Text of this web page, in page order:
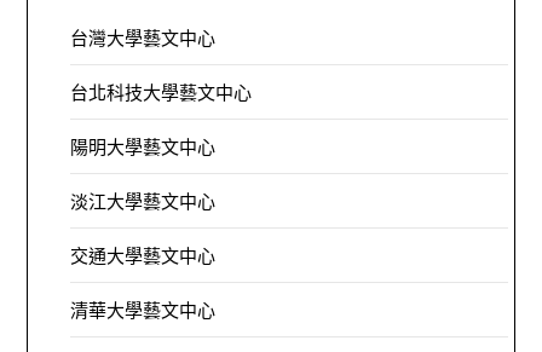
台灣大學藝文中心
台北科技大學藝文中心
陽明大學藝文中心
淡江大學藝文中心
交通大學藝文中心
清華大學藝文中心